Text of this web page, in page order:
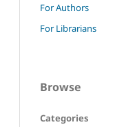
For Authors
For Librarians
Browse
Categories